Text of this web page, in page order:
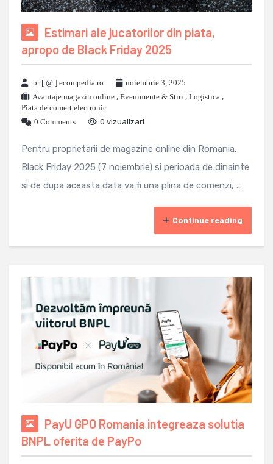
Estimari ale jucatorilor din piata,
apropo de Black Friday 2025
pr [ @ ] ecompedia ro
noiembrie 3, 2025
Avantaje magazin online , Evenimente & Stiri , Logistica ,
Piata de comert electronic
0 Comments
0 vizualizari
Pentru proprietarii de magazine online din Romania,
Black Friday 2025 (7 noiembrie) si perioada de dinainte
si de dupa aceasta data va fi una plina de comenzi, ...
Continue reading
PayU GPO Romania integreaza solutia
BNPL oferita de PayPo